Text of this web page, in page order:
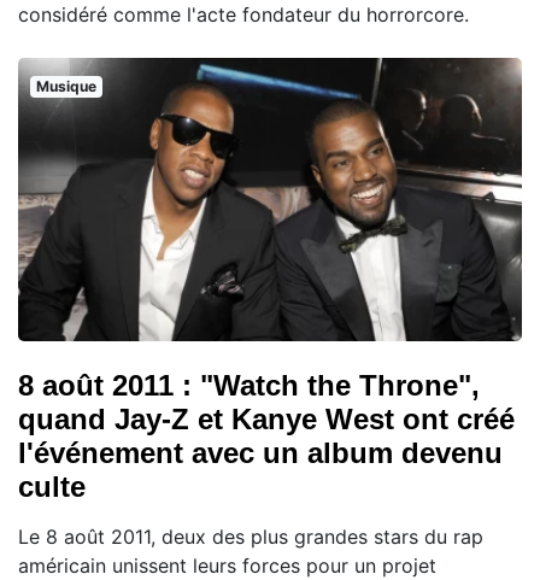
considéré comme l'acte fondateur du horrorcore.
Musique
8 août 2011 : "Watch the Throne",
quand Jay-Z et Kanye West ont créé
l'événement avec un album devenu
culte
Le 8 août 2011, deux des plus grandes stars du rap
américain unissent leurs forces pour un projet